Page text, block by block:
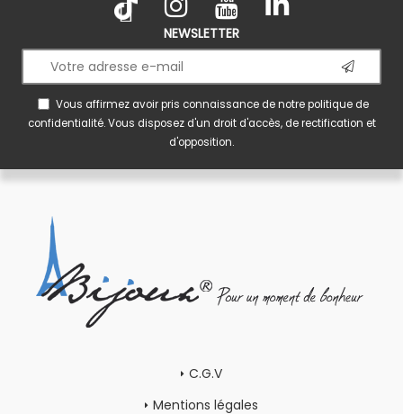
NEWSLETTER
Vous affirmez avoir pris connaissance de notrepolitique de
confidentialité. Vous disposez d'un droit d'accès, de rectification et
d'opposition.
C.G.V
Mentions légales